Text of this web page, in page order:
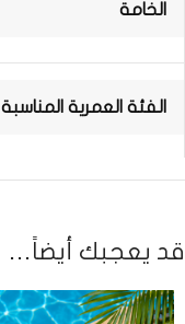
الخامة
الفئة العمرية المناسبة
قد يعجبك أيضاً…